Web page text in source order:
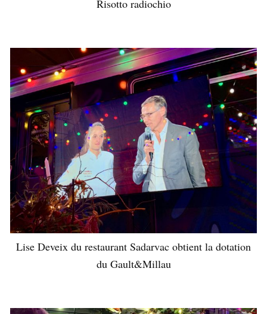
Risotto radiochio
Lise Deveix du restaurant Sadarvac obtient la dotation
du Gault&Millau